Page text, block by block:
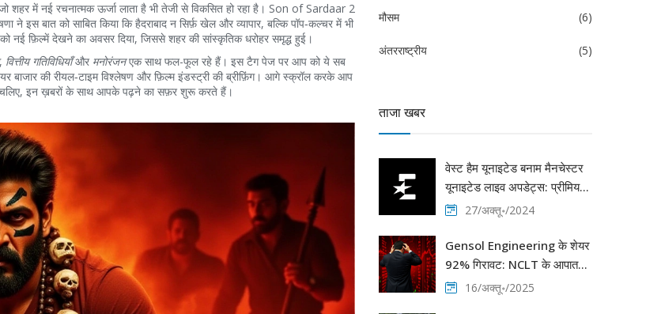
शहर में नई रचनात्मक ऊर्जा लाता है भी तेजी से विकसित हो रहा है। Son of Sardaar 2
बात को साबित किया कि हैदराबाद न सिर्फ़ खेल और व्यापार, बल्कि पॉप‑कल्चर में भी
नई फ़िल्में देखने का अवसर दिया, जिससे शहर की सांस्कृतिक धरोहर समृद्ध हुई।
, वित्तीय गतिविधियाँऔर मनोरंजनएक साथ फल-फूल रहे हैं। इस टैग पेज पर आप को ये सब
बाजार की रीयल‑टाइम विश्लेषण और फ़िल्म इंडस्ट्री की ब्रीफ़िंग। आगे स्क्रॉल करके आप
इन ख़बरों के साथ आपके पढ़ने का सफ़र शुरू करते हैं।
मौसम (6)
अंतरराष्ट्रीय (5)
ताजा खबर
वेस्ट हैम यूनाइटेड बनाम मैनचेस्टर
यूनाइटेड लाइव अपडेट्स: प्रीमियर
लीग मैचडे 9 की घटनाएं
27/अक्तू॰/2024
Gensol Engineering के शेयर
92% गिरावट: NCLT के आपात
आदेश व प्रतिबंध
16/अक्तू॰/2025